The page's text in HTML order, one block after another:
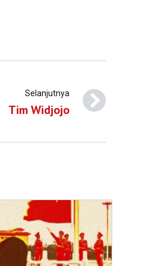
Selanjutnya
Tim Widjojo